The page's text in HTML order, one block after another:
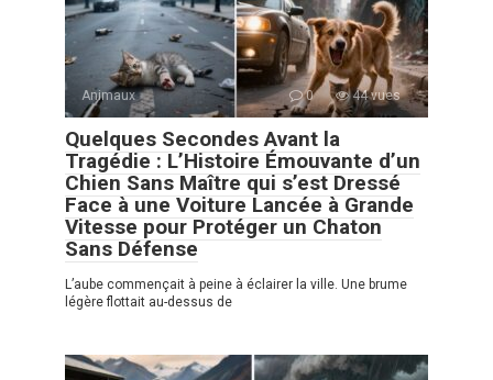
Animaux 0 44 vues
Quelques Secondes Avant la
Tragédie : L’Histoire Émouvante d’un
Chien Sans Maître qui s’est Dressé
Face à une Voiture Lancée à Grande
Vitesse pour Protéger un Chaton
Sans Défense
L’aube commençait à peine à éclairer la ville. Une brume
légère flottait au-dessus de